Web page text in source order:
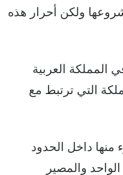
ولكن أحرار هذه
المملكة العربية
التي ترتبط مع
داخل الحدود
والمصير